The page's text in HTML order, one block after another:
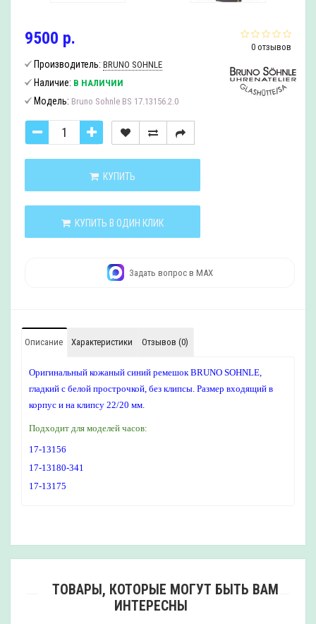
0 отзывов
9500 р.
Производитель: BRUNO SOHNLE
Наличие: В НАЛИЧИИ
Модель: Bruno Sohnle BS 17.13156.2.0
КУПИТЬ
КУПИТЬ В ОДИН КЛИК
Задать вопрос в MAX
Описание Характеристики Отзывов (0)
Оригинальный кожаный синий ремешок BRUNO SOHNLE,
гладкий с белой прострочкой, без клипсы. Размер входящий в
корпус и на клипсу 22/20 мм.
Подходит для моделей часов:
17-13156
17-13180-341
17-13175
ТОВАРЫ, КОТОРЫЕ МОГУТ БЫТЬ ВАМ
ИНТЕРЕСНЫ